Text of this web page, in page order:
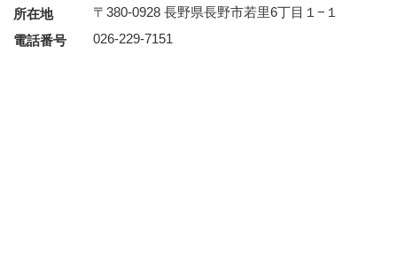
所在地
〒380-0928 長野県長野市若里6丁目１−１
電話番号
026-229-7151